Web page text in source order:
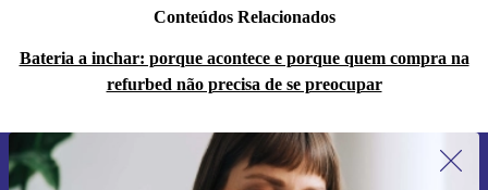
Conteúdos Relacionados
Bateria a inchar: porque acontece e porque quem compra na
refurbed não precisa de se preocupar
Subscreve a nossa newsletter pela